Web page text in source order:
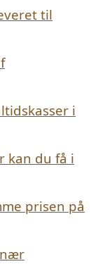
til
i
kan du få i
prisen på
nær